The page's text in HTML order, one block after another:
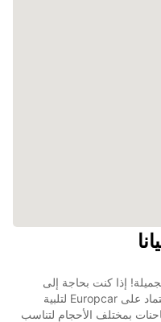
إذا كنت بحاجة إلى
شاحنة لنقل البضائع أو الأثاث، يمكنك الاعتماد على Europcar لتلبية
بمختلف الأحجام لتناسب